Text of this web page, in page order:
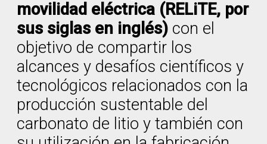
movilidad eléctrica (RELiTE, por
sus siglas en inglés) con el
objetivo de compartir los
alcances y desafíos científicos y
tecnológicos relacionados con la
producción sustentable del
carbonato de litio y también con